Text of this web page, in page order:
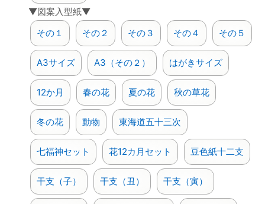
▼図案入型紙▼
その１
その２ その３ その４ その５
A3サイズ A3（その２） はがきサイズ
12か月 春の花 夏の花 秋の草花
冬の花 動物 東海道五十三次
七福神セット 花12カ月セット 豆色紙十二支
干支（子） 干支（丑） 干支（寅）